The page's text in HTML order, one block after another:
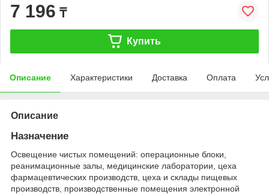
7 196 ₸
Купить
Описание Характеристики Доставка Оплата
Описание
Назначение
Освещение чистых помещений: операционные блоки,
реанимационные залы, медицинские лаборатории, цеха
фармацевтических производств, цеха и склады пищевых
производств, производственные помещения электронной